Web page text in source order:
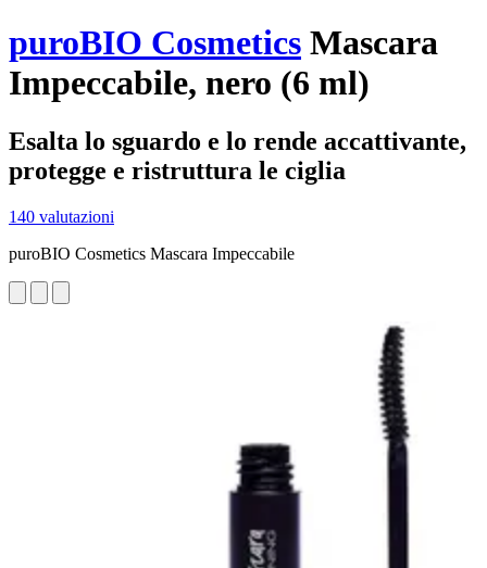
puroBIO Cosmetics Mascara
Impeccabile, nero (6 ml)
Esalta lo sguardo e lo rende accattivante,
protegge e ristruttura le ciglia
140 valutazioni
puroBIO Cosmetics Mascara Impeccabile